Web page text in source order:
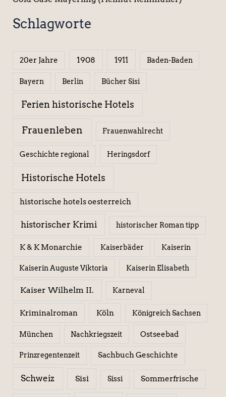
Schlagworte
20er Jahre 1908 1911 Baden-Baden
Bayern Berlin Bücher Sisi
Ferien historische Hotels
Frauenleben Frauenwahlrecht
Geschichte regional Heringsdorf
Historische Hotels
historische hotels oesterreich
historischer Krimi historischer Roman tipp
K & K Monarchie Kaiserbäder Kaiserin
Kaiserin Auguste Viktoria Kaiserin Elisabeth
Kaiser Wilhelm II. Karneval
Kriminalroman Köln Königreich Sachsen
München Nachkriegszeit Ostseebad
Prinzregentenzeit Sachbuch Geschichte
Schweiz Sisi Sissi Sommerfrische